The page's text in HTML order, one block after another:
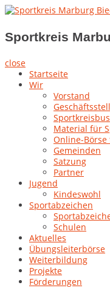
Skip
content
Sportkreis Marburg
Sportkreis
close
Startseite
Wir
Vorstand
Sportkreisbus
Material für
Online-
Gemeinden
Satzung
Partner
Jugend
Kindeswohl
Sportabzeichen
Schulen
Aktuelles
Übungsleiterbörse
Weiterbildung
Projekte
Förderungen